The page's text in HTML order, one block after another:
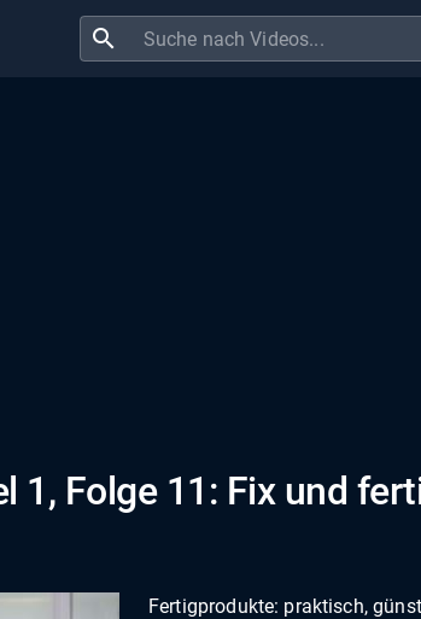
search
1, Folge 11: Fix und
Fertigprodukte: praktisch,